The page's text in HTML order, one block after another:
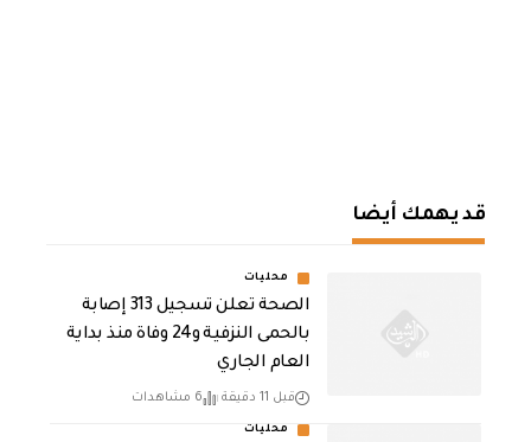
قد يهمك أيضا
محليات
الصحة تعلن تسجيل 313 إصابة
بالحمى النزفية و24 وفاة منذ بداية
العام الجاري
قبل 11 دقيقة 6 مشاهدات
محليات